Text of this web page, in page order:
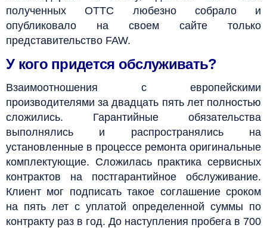
полученных ОТТС любезно собрало и
опубликовало на своем сайте только
представительство FAW.
У кого придется обслуживать?
Взаимоотношения с европейскими
производителями за двадцать пять лет полностью
сложились. Гарантийные обязательства
выполнялись и распространялись на
установленные в процессе ремонта оригинальные
комплектующие. Сложилась практика сервисных
контрактов на постгарантийное обслуживание.
Клиент мог подписать такое соглашение сроком
на пять лет с уплатой определенной суммы по
контракту раз в год. До наступления пробега в 700